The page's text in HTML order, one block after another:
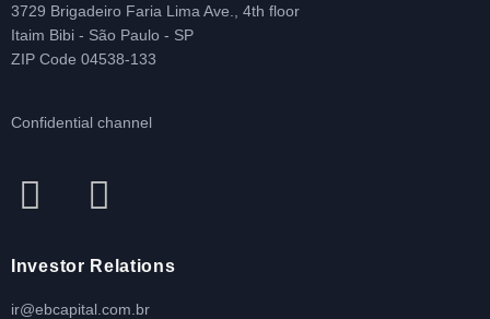
3729 Brigadeiro Faria Lima Ave., 4th floor
Itaim Bibi - São Paulo - SP
ZIP Code 04538-133
Confidential channel
Investor Relations
ir@ebcapital.com.br